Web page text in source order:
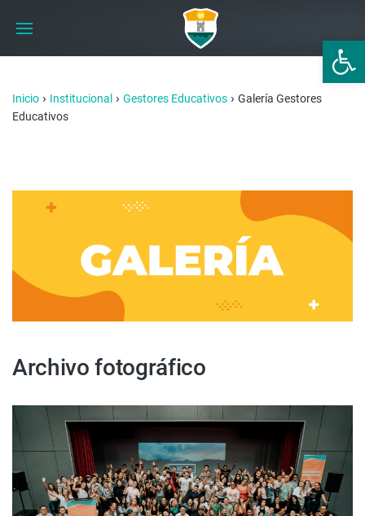
Abrir
Inicio › Institucional › Gestores Educativos › Galería Gestores
Educativos
Archivo fotográfico